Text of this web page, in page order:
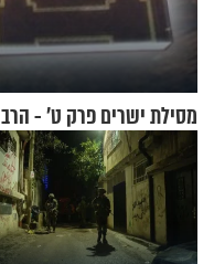
מסילת ישרים פרק ט’ -